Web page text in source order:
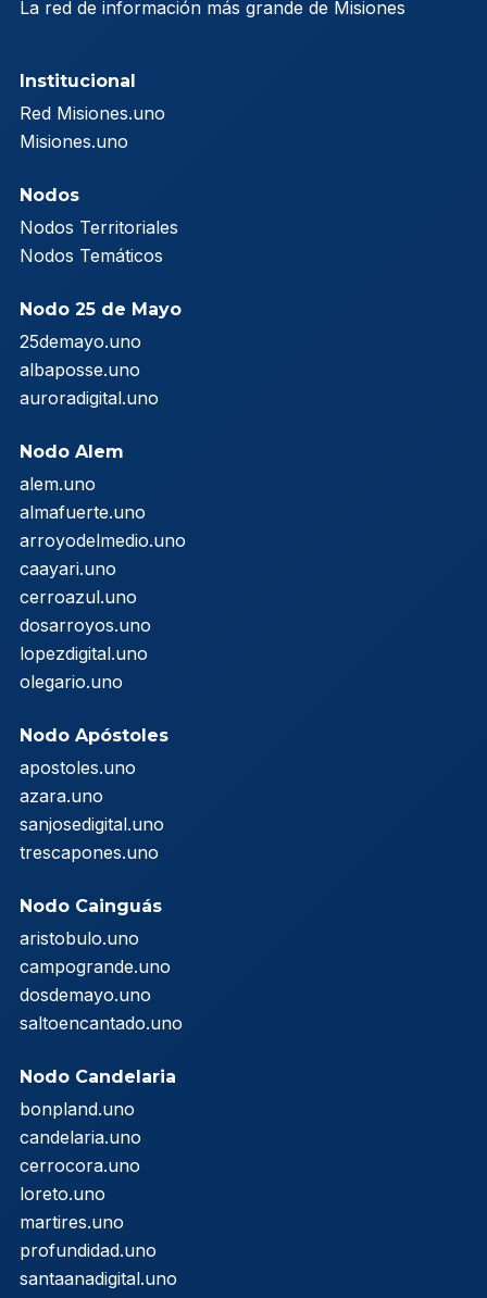
La red de información más grande de Misiones
Institucional
Red Misiones.uno
Misiones.uno
Nodos
Nodos Territoriales
Nodos Temáticos
Nodo 25 de Mayo
25demayo.uno
albaposse.uno
auroradigital.uno
Nodo Alem
alem.uno
almafuerte.uno
arroyodelmedio.uno
caayari.uno
cerroazul.uno
dosarroyos.uno
lopezdigital.uno
olegario.uno
Nodo Apóstoles
apostoles.uno
azara.uno
sanjosedigital.uno
trescapones.uno
Nodo Cainguás
aristobulo.uno
campogrande.uno
dosdemayo.uno
saltoencantado.uno
Nodo Candelaria
bonpland.uno
candelaria.uno
cerrocora.uno
loreto.uno
martires.uno
profundidad.uno
santaanadigital.uno